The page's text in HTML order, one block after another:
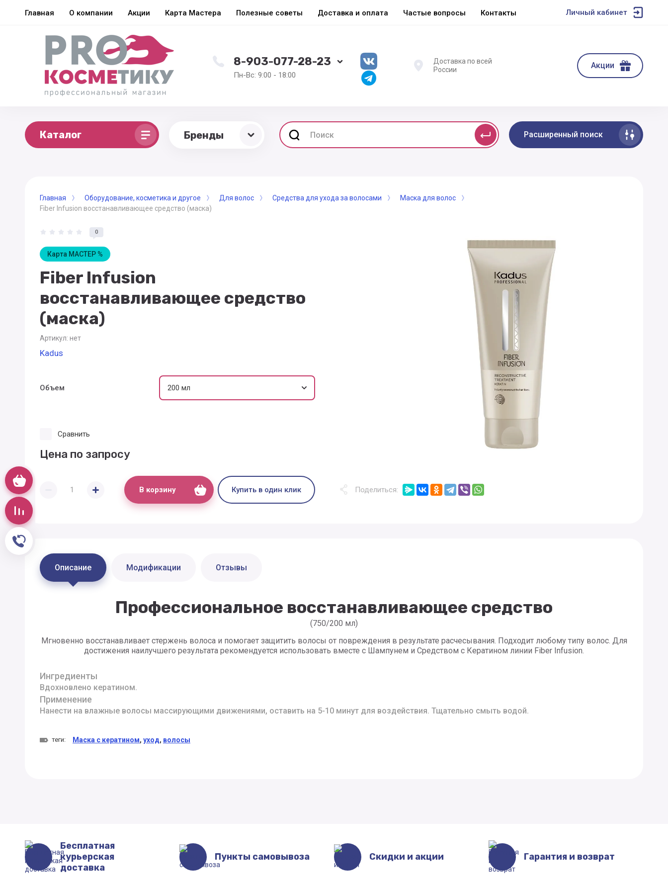
Главная О компании Акции Карта Мастера Полезные советы Доставка и оплата Частые вопросы Контакты Личный кабинет
8-903-077-28-23
Пн-Вс: 9:00 - 18:00
Доставка по всей
России
Акции
Каталог Бренды Расширенный поиск
Главная Оборудование, косметика и другое Для волос Средства для ухода за волосами
Маска для волос
Fiber Infusion восстанавливающее средство (маска)
0
Карта МАСТЕР %
Fiber Infusion
восстанавливающее средство
(маска)
Артикул: нет
Kadus
Объем
Цена по запросу
Сравнить
В корзину Купить в один клик Поделиться:
Описание Модификации Отзывы
Профессиональное восстанавливающее средство
(750/200 мл)
Мгновенно восстанавливает стержень волоса и помогает защитить волосы от повреждения в результате расчесывания. Подходит любому типу волос. Для
достижения наилучшего результата рекомендуется использовать вместе с Шампунем и Средством с Кератином линии Fiber Infusion.
Ингредиенты
Вдохновлено кератином.
Применение
Нанести на влажные волосы массирующими движениями, оставить на 5-10 минут для воздействия. Тщательно смыть водой.
теги: Маска с кератином, уход, волосы
Бесплатная
курьерская
доставка
Пункты самовывоза Скидки и акции Гарантия и возврат